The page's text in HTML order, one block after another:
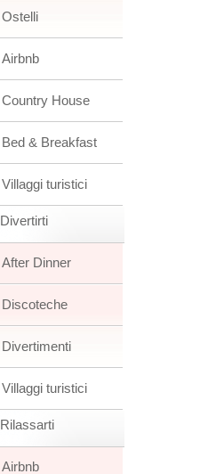
Ostelli
Airbnb
Country House
Bed & Breakfast
Villaggi turistici
Divertirti
After Dinner
Discoteche
Divertimenti
Villaggi turistici
Rilassarti
Airbnb